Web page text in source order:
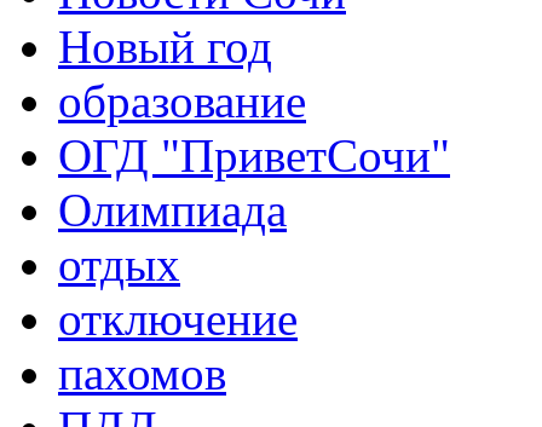
Новый год
образование
ОГД "ПриветСочи"
Олимпиада
отдых
отключение
пахомов